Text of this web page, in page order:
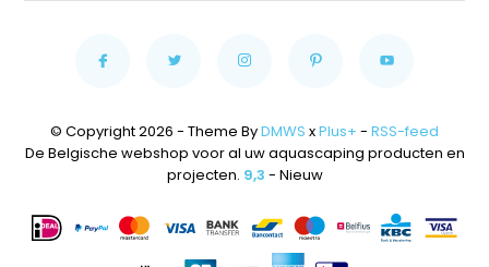
© Copyright 2026 - Theme ByDMWS xPlus+ - RSS-feed
De Belgische webshop voor al uw aquascaping producten en
projecten. 9,3 - Nieuw